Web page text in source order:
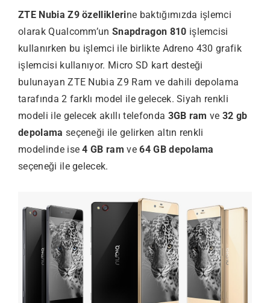
ZTE Nubia Z9 özelliklerine baktığımızda işlemci
olarak Qualcomm’unSnapdragon 810 işlemcisi
kullanırken bu işlemci ile birlikte Adreno 430 grafik
işlemcisi kullanıyor. Micro SD kart desteği
bulunayan ZTE Nubia Z9 Ram ve dahili depolama
tarafında 2 farklı model ile gelecek. Siyah renkli
modeli ile gelecek akıllı telefonda 3GB ram ve32 gb
depolama seçeneği ile gelirken altın renkli
modelinde ise4 GB ram ve64 GB depolama
seçeneği ile gelecek.